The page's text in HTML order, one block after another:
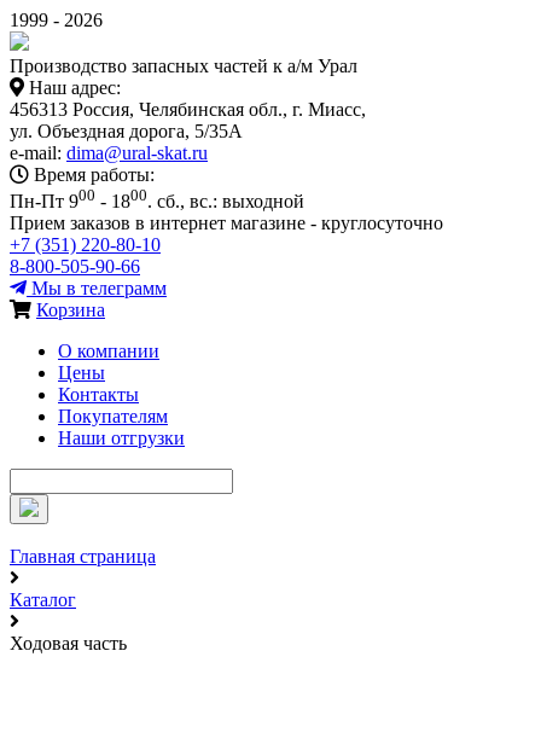
1999 - 2026
Производство запасных частей к а/м Урал
Наш адрес:
456313 Россия, Челябинская обл., г. Миасс,
ул. Объездная дорога, 5/35А
e-mail: dima@ural-skat.ru
Время работы:
Пн-Пт 900 - 1800. сб., вс.: выходной
Прием заказов в интернет магазине - круглосуточно
+7 (351) 220-80-10
8-800-505-90-66
Мы в телеграмм
Корзина
О компании
Цены
Контакты
Покупателям
Наши отгрузки
Главная страница
Каталог
Ходовая часть